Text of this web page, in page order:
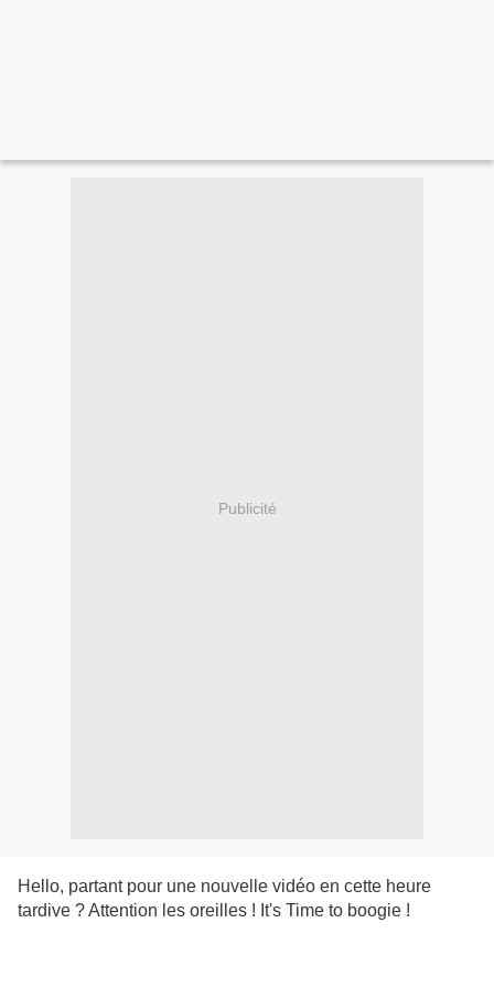
Publicité
Hello, partant pour une nouvelle vidéo en cette heure
tardive ? Attention les oreilles ! It's Time to boogie !